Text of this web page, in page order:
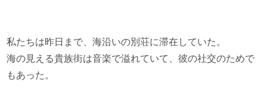
私たちは昨日まで、海沿いの別荘に滞在していた。
海の見える貴族街は音楽で溢れていて、彼の社交のためで
もあった。